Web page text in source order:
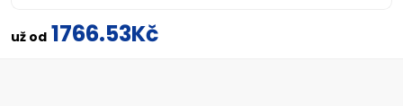
už od 1766.53Kč